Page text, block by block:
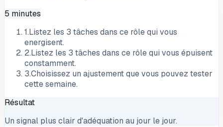
5 minutes
1.Listez les 3 tâches dans ce rôle qui vous
energisent.
2.Listez les 3 tâches dans ce rôle qui vous épuisent
constamment.
3.Choisissez un ajustement que vous pouvez tester
cette semaine.
Résultat
Un signal plus clair d'adéquation au jour le jour.